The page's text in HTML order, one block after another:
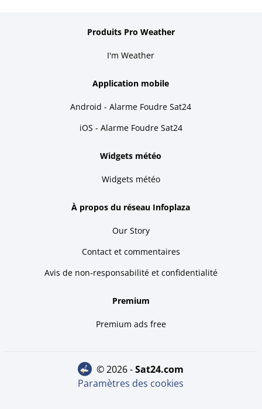
Produits Pro Weather
I'm Weather
Application mobile
Android - Alarme Foudre Sat24
iOS - Alarme Foudre Sat24
Widgets météo
Widgets météo
À propos du réseau Infoplaza
Our Story
Contact et commentaires
Avis de non-responsabilité et confidentialité
Premium
Premium ads free
© 2026 - sat24.com
Paramètres des cookies